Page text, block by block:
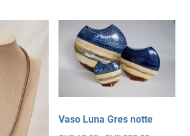
a
Vaso Luna Gres notte